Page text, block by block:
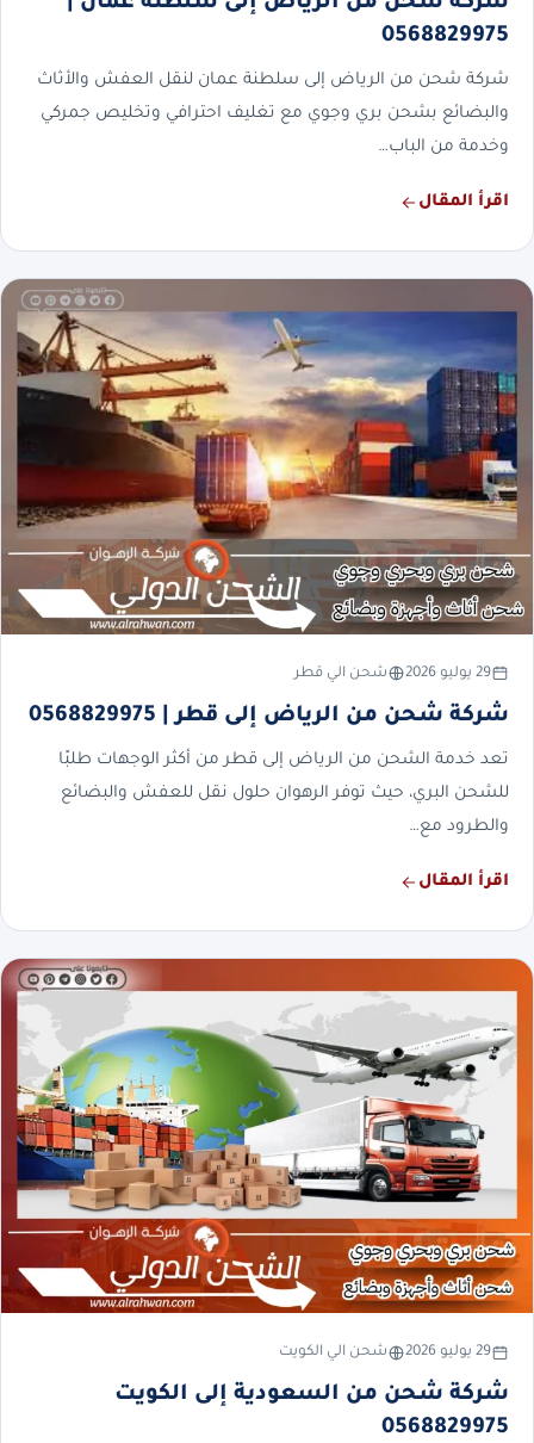
0568829975
شركة شحن من الرياض إلى سلطنة عمان لنقل العفش والأثاث
والبضائع بشحن بري وجوي مع تغليف احترافي وتخليص جمركي
وخدمة من الباب…
اقرأ المقال
29 يوليو 2026 شحن الي قطر
شركة شحن من الرياض إلى قطر | 0568829975
تعد خدمة الشحن من الرياض إلى قطر من أكثر الوجهات طلبًا
للشحن البري، حيث توفر الرهوان حلول نقل للعفش والبضائع
والطرود مع…
اقرأ المقال
29 يوليو 2026 شحن الي الكويت
شركة شحن من السعودية إلى الكويت
0568829975